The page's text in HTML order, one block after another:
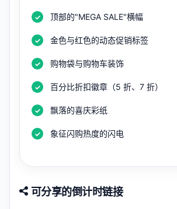
顶部的"MEGA SALE"横幅
金色与红色的动态促销标签
购物袋与购物车装饰
百分比折扣徽章（5 折、7 折）
飘落的喜庆彩纸
象征闪购热度的闪电
可分享的倒计时链接